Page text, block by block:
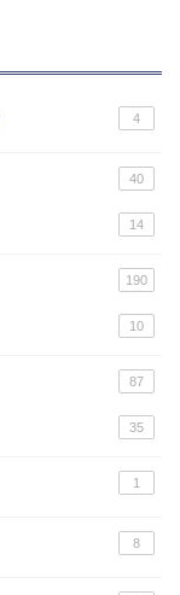
4
40
14
190
10
87
35
1
8